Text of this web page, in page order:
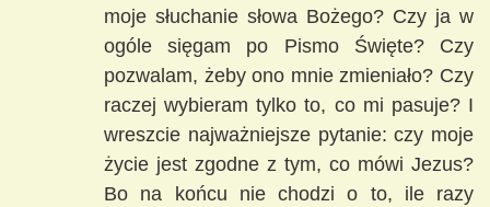
moje słuchanie słowa Bożego? Czy ja w
ogóle sięgam po Pismo Święte? Czy
pozwalam, żeby ono mnie zmieniało? Czy
raczej wybieram tylko to, co mi pasuje? I
wreszcie najważniejsze pytanie: czy moje
życie jest zgodne z tym, co mówi Jezus?
Bo na końcu nie chodzi o to, ile razy